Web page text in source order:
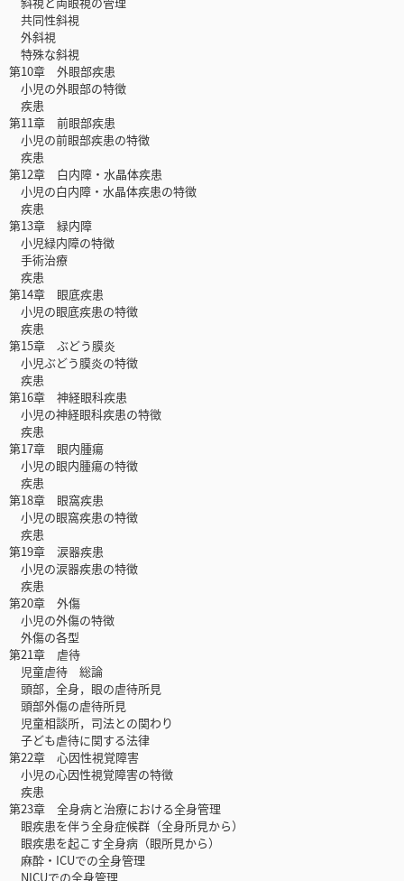
共同性斜視
外斜視
特殊な斜視
第10章 外眼部疾患
小児の外眼部の特徴
疾患
第11章 前眼部疾患
小児の前眼部疾患の特徴
疾患
第12章 白内障・水晶体疾患
小児の白内障・水晶体疾患の特徴
疾患
第13章 緑内障
小児緑内障の特徴
手術治療
疾患
第14章 眼底疾患
小児の眼底疾患の特徴
疾患
第15章 ぶどう膜炎
小児ぶどう膜炎の特徴
疾患
第16章 神経眼科疾患
小児の神経眼科疾患の特徴
疾患
第17章 眼内腫瘍
小児の眼内腫瘍の特徴
疾患
第18章 眼窩疾患
小児の眼窩疾患の特徴
疾患
第19章 涙器疾患
小児の涙器疾患の特徴
疾患
第20章 外傷
小児の外傷の特徴
外傷の各型
第21章 虐待
児童虐待 総論
頭部，全身，眼の虐待所見
頭部外傷の虐待所見
児童相談所，司法との関わり
子ども虐待に関する法律
第22章 心因性視覚障害
小児の心因性視覚障害の特徴
疾患
第23章 全身病と治療における全身管理
眼疾患を伴う全身症候群（全身所見から）
眼疾患を起こす全身病（眼所見から）
麻酔・ICUでの全身管理
NICUでの全身管理